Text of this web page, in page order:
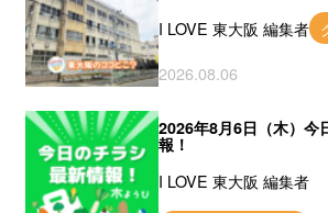
I LOVE 東大阪 編集者
2026.08.06
2026年8月6日（木）今
報！
I LOVE 東大阪 編集者